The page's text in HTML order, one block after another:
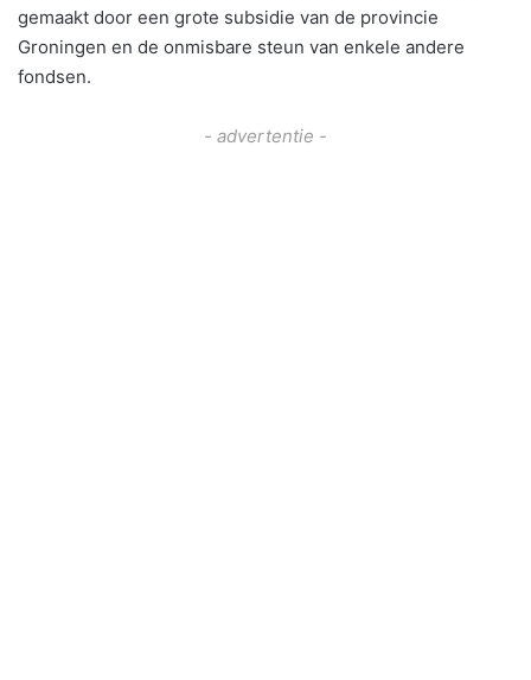
gemaakt door een grote subsidie van de provincie
Groningen en de onmisbare steun van enkele andere
fondsen.
- advertentie -